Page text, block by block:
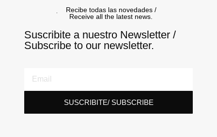
Recibe todas las novedades /
Receive all the latest news.
Suscribite a nuestro Newsletter /
Subscribe to our newsletter.
SUSCRIBITE/ SUBSCRIBE